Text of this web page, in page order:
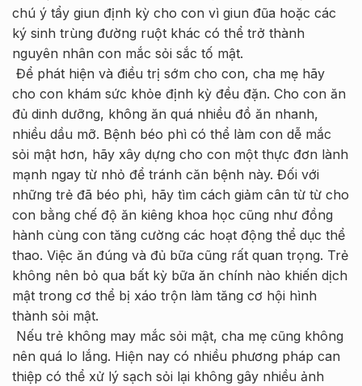
chú ý tẩy giun định kỳ cho con vì giun đũa hoặc các
ký sinh trùng đường ruột khác có thể trở thành
nguyên nhân con mắc sỏi sắc tố mật.
Để phát hiện và điều trị sớm cho con, cha mẹ hãy
cho con khám sức khỏe định kỳ đều đặn. Cho con ăn
đủ dinh dưỡng, không ăn quá nhiều đồ ăn nhanh,
nhiều dầu mỡ. Bệnh béo phì có thể làm con dễ mắc
sỏi mật hơn, hãy xây dựng cho con một thực đơn lành
mạnh ngay từ nhỏ để tránh căn bệnh này. Đối với
những trẻ đã béo phì, hãy tìm cách giảm cân từ từ cho
con bằng chế độ ăn kiêng khoa học cũng như đồng
hành cùng con tăng cường các hoạt động thể dục thể
thao. Việc ăn đúng và đủ bữa cũng rất quan trọng. Trẻ
không nên bỏ qua bất kỳ bữa ăn chính nào khiến dịch
mật trong cơ thể bị xáo trộn làm tăng cơ hội hình
thành sỏi mật.
Nếu trẻ không may mắc sỏi mật, cha mẹ cũng không
nên quá lo lắng. Hiện nay có nhiều phương pháp can
thiệp có thể xử lý sạch sỏi lại không gây nhiều ảnh